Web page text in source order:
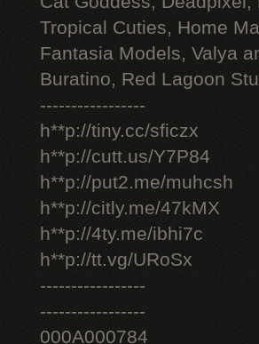
Tropical Cuties, Home
Fantasia Models, Valya
Buratino, Red Lagoon
-----------------
h**p://tiny.cc/sficzx
h**p://cutt.us/Y7P84
h**p://put2.me/muhcsh
h**p://citly.me/47kMX
h**p://4ty.me/ibhi7c
h**p://tt.vg/URoSx
-----------------
-----------------
000A000784